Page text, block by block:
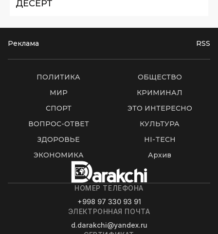
ДЕСЕРТ
Реклама RSS
ПОЛИТИКА
ОБЩЕСТВО
МИР
КРИМИНАЛ
СПОРТ
ЭТО ИНТЕРЕСНО
ВОПРОС-ОТВЕТ
КУЛЬТУРА
ЗДОРОВЬЕ
HI-TECH
ЭКОНОМИКА
Архив
НОМЕР ТЕЛЕФОНА
+998 97 330 93 91
ЭЛЕКТРОННАЯ ПОЧТА
d.darakchi@yandex.ru